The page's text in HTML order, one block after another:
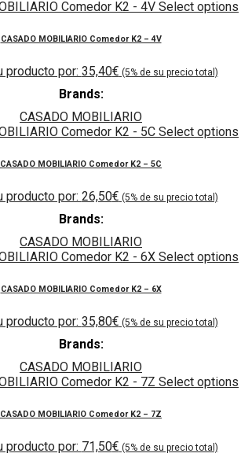
Select options
CASADO MOBILIARIO Comedor K2 – 4V
35,40€
Brands:
CASADO MOBILIARIO
Select options
CASADO MOBILIARIO Comedor K2 – 5C
26,50€
Brands:
CASADO MOBILIARIO
Select options
CASADO MOBILIARIO Comedor K2 – 6X
35,80€
Brands:
CASADO MOBILIARIO
Select options
CASADO MOBILIARIO Comedor K2 – 7Z
71,50€